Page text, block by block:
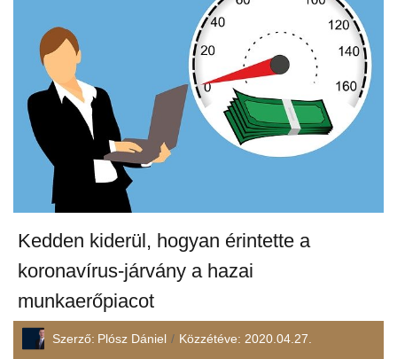
Kedden kiderül, hogyan érintette a
koronavírus-járvány a hazai
munkaerőpiacot
Szerző: Plósz Dániel Közzétéve: 2020.04.27.